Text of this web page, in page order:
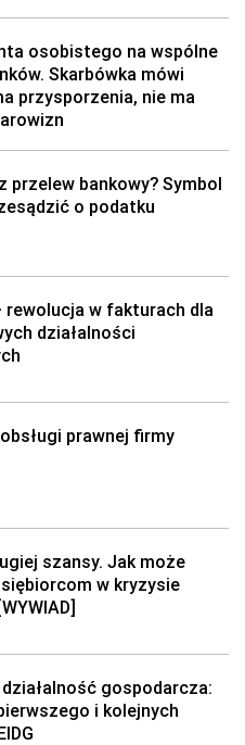
osobistego na wspólne
Skarbówka mówi
przysporzenia, nie ma
przelew bankowy? Symbol
o podatku
rewolucja w fakturach dla
działalności
prawnej firmy
szansy. Jak może
w kryzysie
gospodarcza:
i kolejnych